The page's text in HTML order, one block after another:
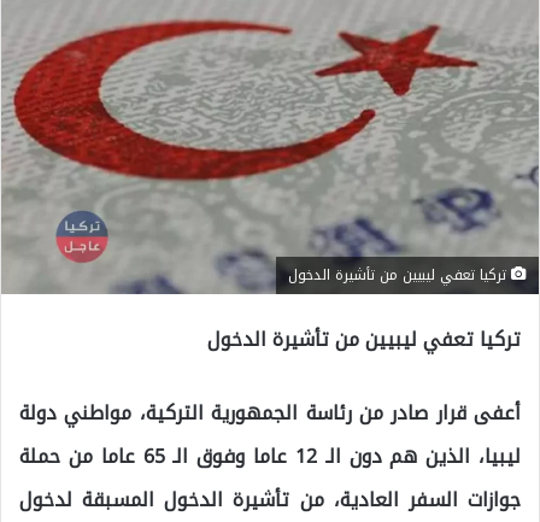
تركيا تعفي ليبيين من تأشيرة الدخول
تركيا تعفي ليبيين من تأشيرة الدخول
أعفى قرار صادر من رئاسة الجمهورية التركية، مواطني دولة
ليبيا، الذين هم دون الـ 12 عاما وفوق الـ 65 عاما من حملة
جوازات السفر العادية، من تأشيرة الدخول المسبقة لدخول